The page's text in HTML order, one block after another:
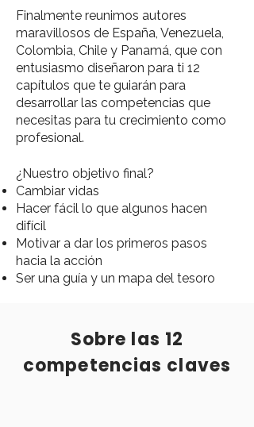
Finalmente reunimos autores
maravillosos de España, Venezuela,
Colombia, Chile y Panamá, que con
entusiasmo diseñaron para ti 12
capítulos que te guiarán para
desarrollar las competencias que
necesitas para tu crecimiento como
profesional.
¿Nuestro objetivo final?
Cambiar vidas
Hacer fácil lo que algunos hacen
difícil
Motivar a dar los primeros pasos
hacia la acción
Ser una guía y un mapa del tesoro
Sobre las 12
competencias claves